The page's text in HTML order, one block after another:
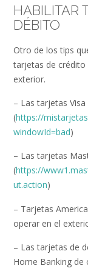
HABILITAR
DÉBITO
Otro de los tips
tarjetas de crédito
exterior.
– Las tarjetas
(https://
windowId=bad)
– Las tarjetas
(https://
ut.action)
– Tarjetas
operar en el
– Las tarjetas de
Home Banking de